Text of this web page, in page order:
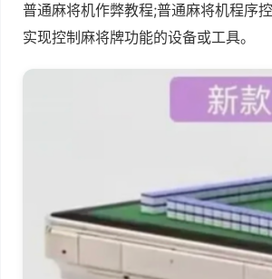
普通麻将机作弊教程;普通麻将机程序
实现控制麻将牌功能的设备或工具。